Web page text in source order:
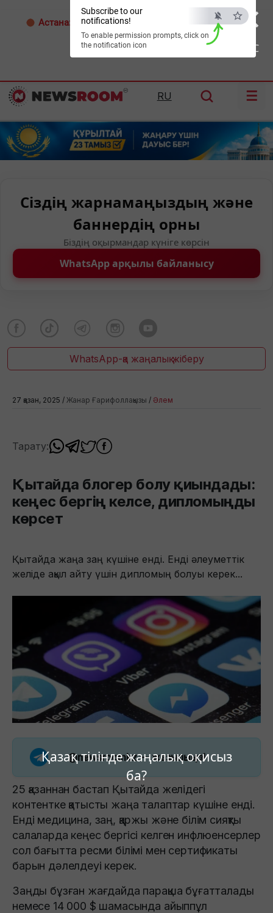
×
ESC
Қазақ тілінде жаңалық оқисыз
ба?
Subscribe to our
notifications!
To enable permission prompts, click on
the notification icon
Астана: 26°C Алматы: Шымкент:38°C
RU ☰
Сіздің жарнамаңыздың және
баннердің орны
Біздің оқырмандар күніге көрсін
WhatsApp арқылы байланысу
WhatsApp-қа жаңалық жіберу
27 қазан, 2025 / Жанар Ғарифоллақызы / Әлем
Тарату:
Қытайда блогер болу қиындады:
кеңес бергің келсе, дипломыңды
көрсет
Қытайда жаңа заң күшіне енді. Енді әлеуметтік
желіде ақыл айту үшін дипломың болуы керек...
@newsroomkz— жазылыңыз!
25 қазаннан бастап Қытайда желідегі
контентке қатысты жаңа талаптар күшіне енді.
Енді медицина, заң, қаржы және білім сияқты
салаларда кеңес бергісі келген инфлюенсерлер
сол бағытта ресми білімі мен сертификаты
барын дәлелдеуі керек.
Заңды бұзған жағдайда парақша бұғатталады
немесе 14 000 $ шамасында айыппұл